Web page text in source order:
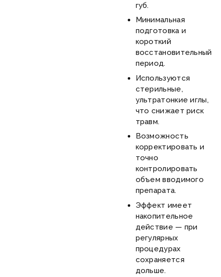
губ.
Минимальная
подготовка и
короткий
восстановительный
период.
Используются
стерильные,
ультратонкие иглы,
что снижает риск
травм.
Возможность
корректировать и
точно
контролировать
объем вводимого
препарата.
Эффект имеет
накопительное
действие — при
регулярных
процедурах
сохраняется
дольше.